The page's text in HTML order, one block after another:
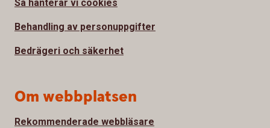
Så hanterar vi cookies
Behandling av personuppgifter
Bedrägeri och säkerhet
Om webbplatsen
Rekommenderade webbläsare